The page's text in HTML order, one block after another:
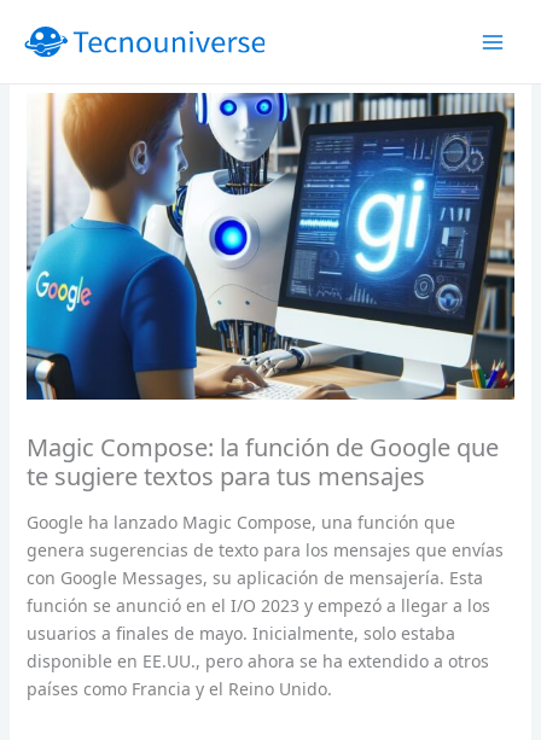
Magic Compose: la función de Google que
te sugiere textos para tus mensajes
Google ha lanzado Magic Compose, una función que
genera sugerencias de texto para los mensajes que envías
con Google Messages, su aplicación de mensajería. Esta
función se anunció en el I/O 2023 y empezó a llegar a los
usuarios a finales de mayo. Inicialmente, solo estaba
disponible en EE.UU., pero ahora se ha extendido a otros
países como Francia y el Reino Unido.